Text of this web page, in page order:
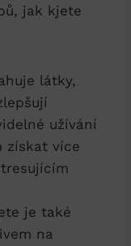
jak kjete
látky,
užívání
získat více
je také
na